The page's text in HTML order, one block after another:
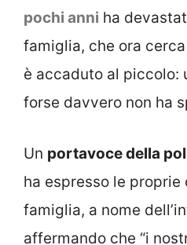
pochi anni ha
famiglia, che ora
è accaduto al piccolo:
forse davvero non ha
Un portavoce della
ha espresso le
famiglia, a nome
affermando che “i